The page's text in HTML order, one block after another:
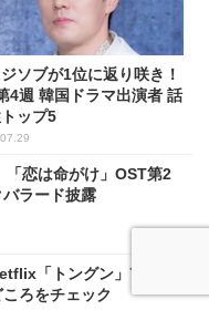
ソブが1位に返り咲き！
4週 韓国ドラマ出演者 話
ップ5
「恋は命がけ」OST第2
ラード披露
「トングン」7/17配
ろをチェック